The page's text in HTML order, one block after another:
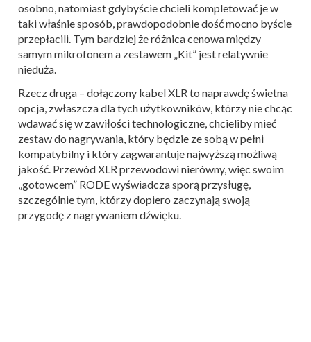
osobno, natomiast gdybyście chcieli kompletować je w
taki właśnie sposób, prawdopodobnie dość mocno byście
przepłacili. Tym bardziej że różnica cenowa między
samym mikrofonem a zestawem „Kit” jest relatywnie
nieduża.
Rzecz druga – dołączony kabel XLR to naprawdę świetna
opcja, zwłaszcza dla tych użytkowników, którzy nie chcąc
wdawać się w zawiłości technologiczne, chcieliby mieć
zestaw do nagrywania, który będzie ze sobą w pełni
kompatybilny i który zagwarantuje najwyższą możliwą
jakość. Przewód XLR przewodowi nierówny, więc swoim
„gotowcem” RODE wyświadcza sporą przysługę,
szczególnie tym, którzy dopiero zaczynają swoją
przygodę z nagrywaniem dźwięku.